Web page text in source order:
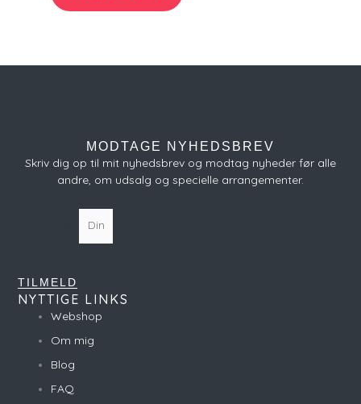
MODTAGE NYHEDSBREV
Skriv dig op til mit nyhedsbrev og modtag nyheder før alle
andre, om udsalg og specielle arrangementer.
TILMELD
NYTTIGE LINKS
Webshop
Om mig
Blog
FAQ